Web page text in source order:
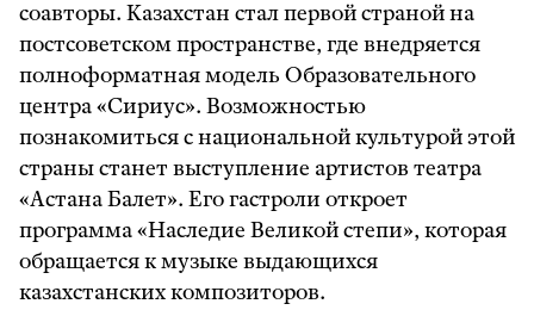
соавторы. Казахстан стал первой страной на
постсоветском пространстве, где внедряется
полноформатная модель Образовательного
центра «Сириус». Возможностью
познакомиться с национальной культурой этой
страны станет выступление артистов театра
«Астана Балет». Его гастроли откроет
программа «Наследие Великой степи», которая
обращается к музыке выдающихся
казахстанских композиторов.